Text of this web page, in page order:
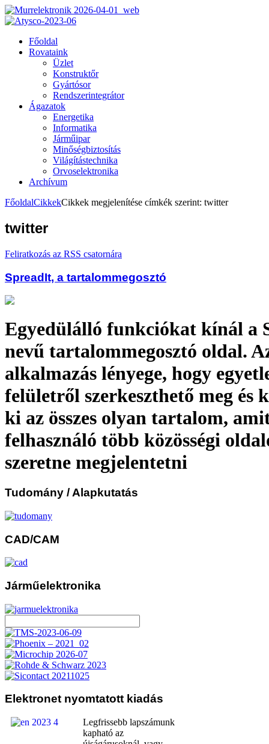
Főoldal
Rovataink
Üzlet
Konstruktőr
Gyártósor
Rendszerintegrátor
Ágazatok
Energetika
Informatika
Járműipar
Minőségbiztosítás
Világítástechnika
Orvoselektronika
Archívum
FőoldalCikkekCikkek megjelenítése címkék szerint: twitter
twitter
Feliratkozás az RSS csatornára
SpreadIt, a tartalommegosztó
Egyedülálló funkciókat kínál a
nevű tartalommegosztó oldal.
alkalmazás lényege, hogy
felületről szerkeszthető meg és
ki az összes olyan tartalom,
felhasználó több közösségi
szeretne megjelentetni
Tudomány / Alapkutatás
CAD/CAM
Járműelektronika
Elektronet nyomtatott kiadás
Legfrissebb lapszámunk
kapható az